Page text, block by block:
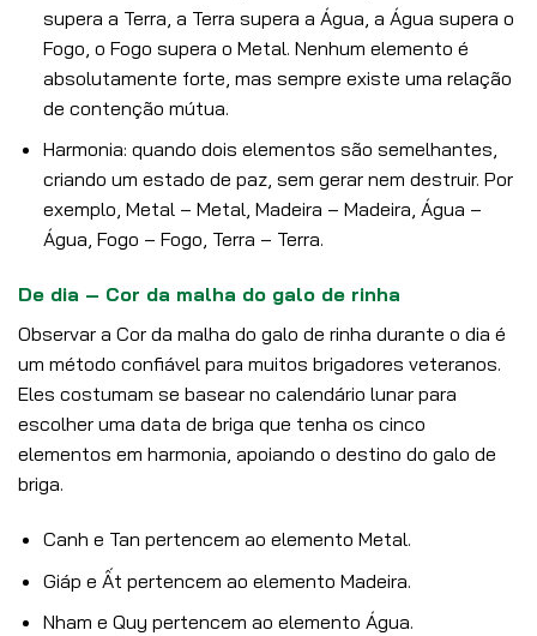
supera a Terra, a Terra supera a Água, a Água supera o
Fogo, o Fogo supera o Metal. Nenhum elemento é
absolutamente forte, mas sempre existe uma relação
de contenção mútua.
Harmonia: quando dois elementos são semelhantes,
criando um estado de paz, sem gerar nem destruir. Por
exemplo, Metal – Metal, Madeira – Madeira, Água –
Água, Fogo – Fogo, Terra – Terra.
De dia – Cor da malha do galo de rinha
Observar a Cor da malha do galo de rinha durante o dia é
um método confiável para muitos brigadores veteranos.
Eles costumam se basear no calendário lunar para
escolher uma data de briga que tenha os cinco
elementos em harmonia, apoiando o destino do galo de
briga.
Canh e Tan pertencem ao elemento Metal.
Giáp e Ất pertencem ao elemento Madeira.
Nham e Quy pertencem ao elemento Água.